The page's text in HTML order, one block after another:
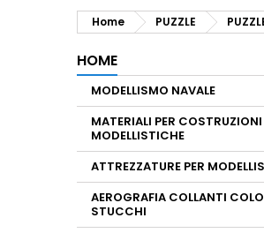
Home PUZZLE
HOME
MODELLISMO NAVALE
MATERIALI PER COSTRUZIONI
MODELLISTICHE
ATTREZZATURE PER
AEROGRAFIA COLLANTI
STUCCHI